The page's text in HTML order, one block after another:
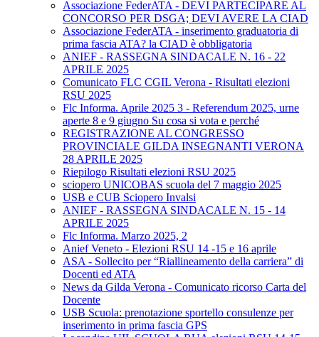
Associazione FederATA - DEVI PARTECIPARE AL
CONCORSO PER DSGA; DEVI AVERE LA CIAD
Associazione FederATA - inserimento graduatoria di
prima fascia ATA? la CIAD è obbligatoria
ANIEF - RASSEGNA SINDACALE N. 16 - 22
APRILE 2025
Comunicato FLC CGIL Verona - Risultati elezioni
RSU 2025
Flc Informa. Aprile 2025 3 - Referendum 2025, urne
aperte 8 e 9 giugno Su cosa si vota e perché
REGISTRAZIONE AL CONGRESSO
PROVINCIALE GILDA INSEGNANTI VERONA
28 APRILE 2025
Riepilogo Risultati elezioni RSU 2025
sciopero UNICOBAS scuola del 7 maggio 2025
USB e CUB Sciopero Invalsi
ANIEF - RASSEGNA SINDACALE N. 15 - 14
APRILE 2025
Flc Informa. Marzo 2025, 2
Anief Veneto - Elezioni RSU 14 -15 e 16 aprile
ASA - Sollecito per “Riallineamento della carriera” di
Docenti ed ATA
News da Gilda Verona - Comunicato ricorso Carta del
Docente
USB Scuola: prenotazione sportello consulenze per
inserimento in prima fascia GPS